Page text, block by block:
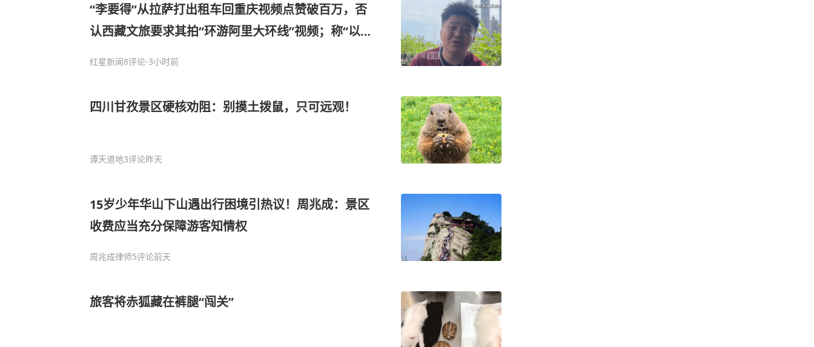
“李要得”从拉萨打出租车回重庆视频点赞破百万，否
认西藏文旅要求其拍“环游阿里大环线”视频；称“以后
红星新闻8评论-3小时前
四川甘孜景区硬核劝阻：别摸土拨鼠，只可远观！
谭天道地3评论昨天
15岁少年华山下山遇出行困境引热议！周兆成：景区
收费应当充分保障游客知情权
周兆成律师5评论前天
旅客将赤狐藏在裤腿“闯关”